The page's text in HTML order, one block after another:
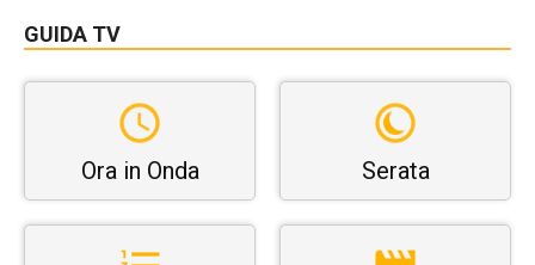
GUIDA TV
Ora in Onda Serata